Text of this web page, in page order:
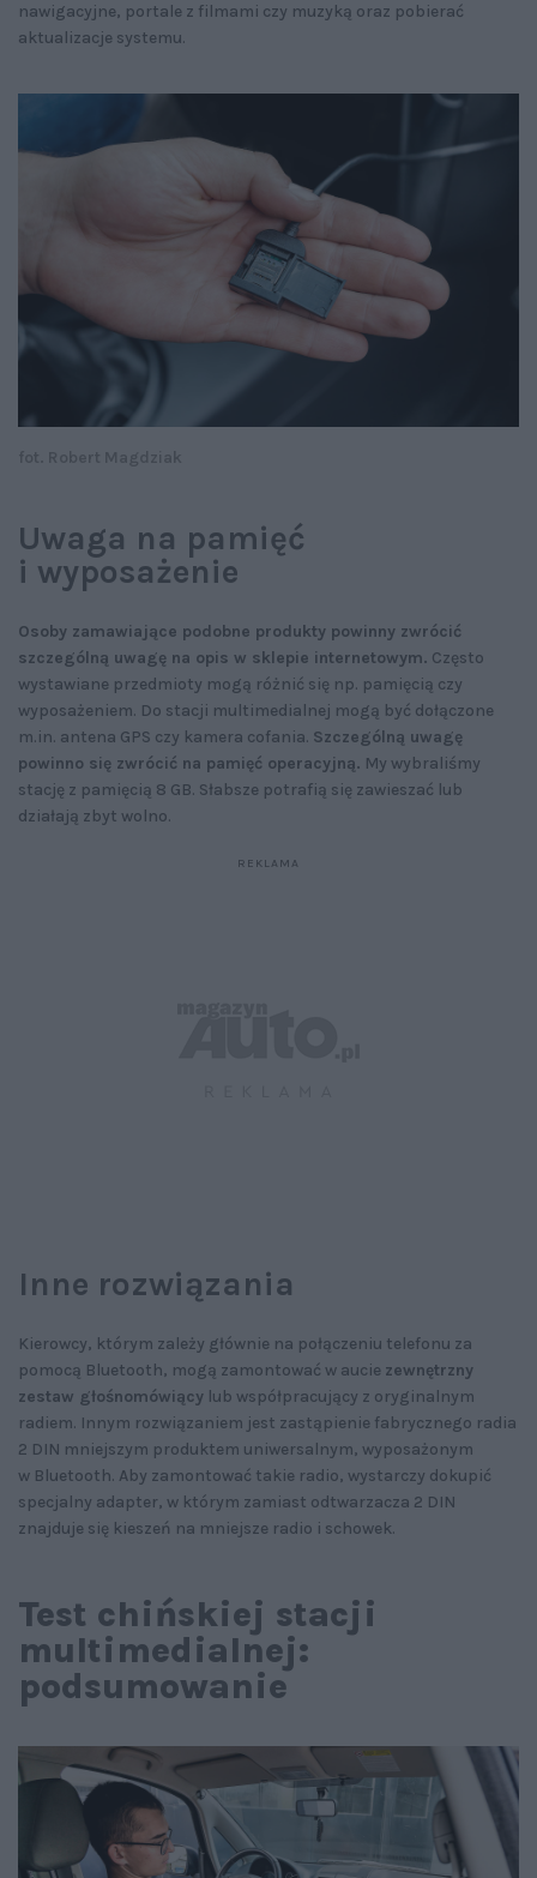
nawigacyjne, portale z filmami czy muzyką oraz pobierać
aktualizacje systemu.
Uwaga na pamięć
i wyposażenie
Osoby zamawiające podobne produkty powinny zwrócić
szczególną uwagę na opis w sklepie internetowym. Często
wystawiane przedmioty mogą różnić się np. pamięcią czy
wyposażeniem. Do stacji multimedialnej mogą być dołączone
m.in. antena GPS czy kamera cofania. Szczególną uwagę
powinno się zwrócić na pamięć operacyjną. My wybraliśmy
stację z pamięcią 8 GB. Słabsze potrafią się zawieszać lub
działają zbyt wolno.
Inne rozwiązania
Kierowcy, którym zależy głównie na połączeniu telefonu za
pomocą Bluetooth, mogą zamontować w aucie zewnętrzny
zestaw głośnomówiący lub współpracujący z oryginalnym
radiem. Innym rozwiązaniem jest zastąpienie fabrycznego radia
2 DIN mniejszym produktem uniwersalnym, wyposażonym
w Bluetooth. Aby zamontować takie radio, wystarczy dokupić
specjalny adapter, w którym zamiast odtwarzacza 2 DIN
znajduje się kieszeń na mniejsze radio i schowek.
Test chińskiej stacji
multimedialnej:
podsumowanie